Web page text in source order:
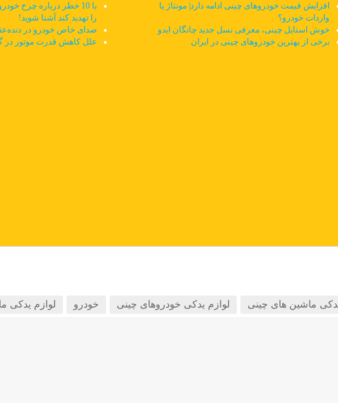
افزایش قیمت خودروهای چینی ادامه دارد| مونتاژ یا
واردات خودرو؟
خوش استایل چینی، معرفی نسل جدید چانگان ایدو
برخی از بهترین خودروهای چینی در ایران
با 10 خطر درباره چرخ
را تهدید کند آشنا شوید!
صدای خاص خودرو در
علل کاهش قدرت موتور
ماشین های چینی لوازم یدکی خودروهای چینی خودرو لوازم یدکی